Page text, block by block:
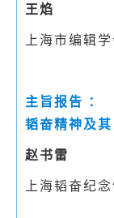
王焰
上海市编辑
主旨报告 ：
韬奋精神及
赵书雷
上海韬奋纪